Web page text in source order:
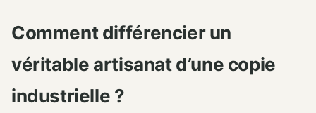
Comment différencier un
véritable artisanat d’une copie
industrielle ?